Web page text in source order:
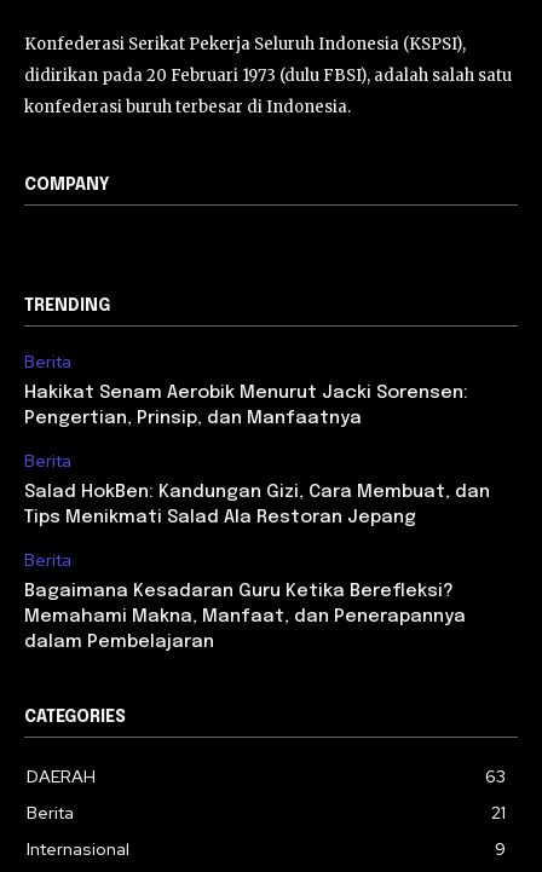
Konfederasi Serikat Pekerja Seluruh Indonesia (KSPSI),
didirikan pada 20 Februari 1973 (dulu FBSI), adalah salah satu
konfederasi buruh terbesar di Indonesia.
COMPANY
TRENDING
Berita
Hakikat Senam Aerobik Menurut Jacki Sorensen:
Pengertian, Prinsip, dan Manfaatnya
Berita
Salad HokBen: Kandungan Gizi, Cara Membuat, dan
Tips Menikmati Salad Ala Restoran Jepang
Berita
Bagaimana Kesadaran Guru Ketika Berefleksi?
Memahami Makna, Manfaat, dan Penerapannya
dalam Pembelajaran
CATEGORIES
DAERAH
63
Berita
21
Internasional
9